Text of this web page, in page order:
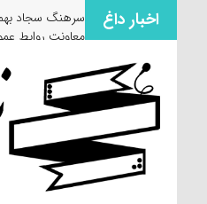
اخبار داغ
سرهنگ سجاد
معاونت روابط
عصر(عج)